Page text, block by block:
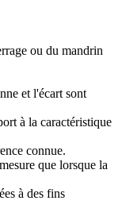
ou du mandrin
et l'écart sont
à la caractéristique
connue.
que lorsque la
à des fins